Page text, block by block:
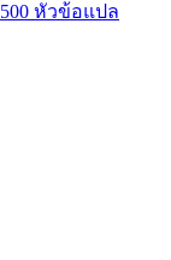
500 หัวข้อแปล